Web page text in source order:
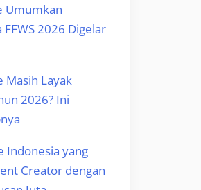
Umumkan
2026 Digelar
Masih Layak
2026? Ini
Indonesia yang
Creator dengan